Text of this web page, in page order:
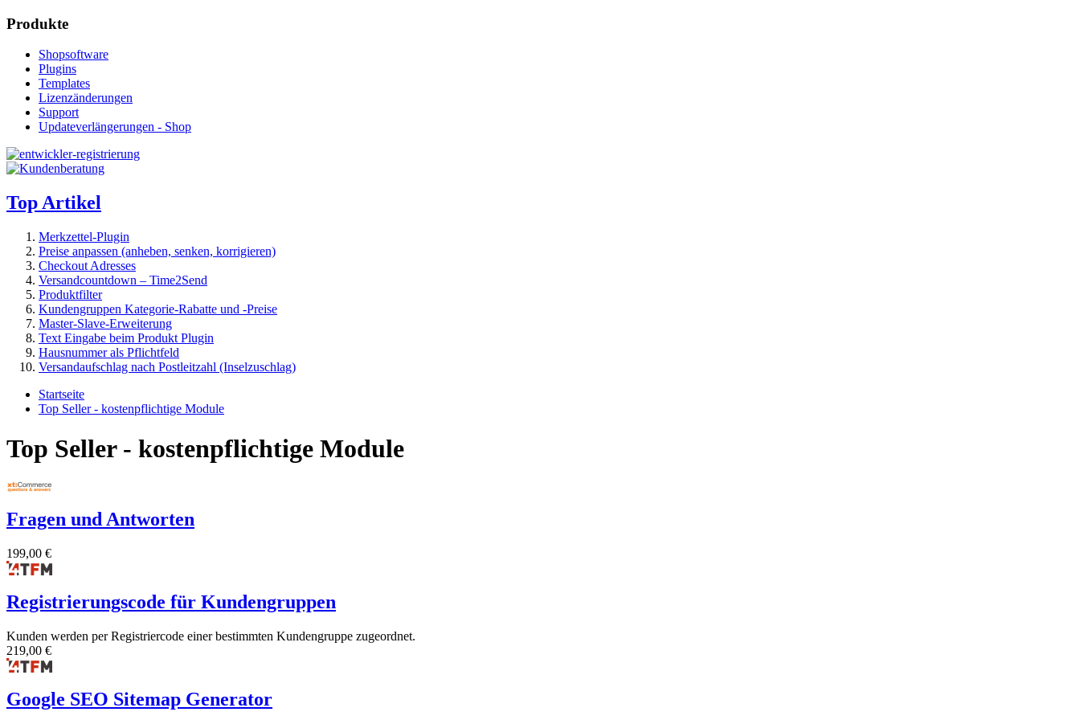
Produkte
Shopsoftware
Plugins
Templates
Lizenzänderungen
Support
Updateverlängerungen - Shop
Top Artikel
Merkzettel-Plugin
Preise anpassen (anheben, senken, korrigieren)
Checkout Adresses
Versandcountdown – Time2Send
Produktfilter
Kundengruppen Kategorie-Rabatte und -Preise
Master-Slave-Erweiterung
Text Eingabe beim Produkt Plugin
Hausnummer als Pflichtfeld
Versandaufschlag nach Postleitzahl (Inselzuschlag)
Startseite
Top Seller - kostenpflichtige Module
Top Seller - kostenpflichtige Module
Fragen und Antworten
199,00 €
Registrierungscode für Kundengruppen
Kunden werden per Registriercode einer bestimmten Kundengruppe zugeordnet.
219,00 €
Google SEO Sitemap Generator